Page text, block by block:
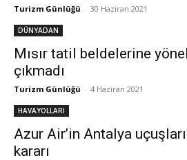
Turizm Günlüğü - 30 Haziran 2021
DÜNYADAN
Mısır tatil beldelerine
çıkmadı
Turizm Günlüğü - 4 Haziran 2021
HAVAYOLLARI
Azur Air’in Antalya
kararı